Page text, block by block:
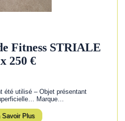
Fitness STRIALE
250 €
été utilisé – Objet présentant
Marque…
Savoir Plus